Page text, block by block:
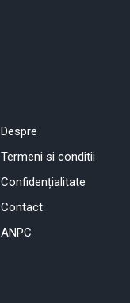
Despre
Termeni si conditii
Confidențialitate
Contact
ANPC